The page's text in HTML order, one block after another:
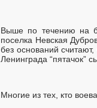
Выше по течению на
поселка Невская
без оснований
Ленинграда “пятачок”
Многие из тех, кто